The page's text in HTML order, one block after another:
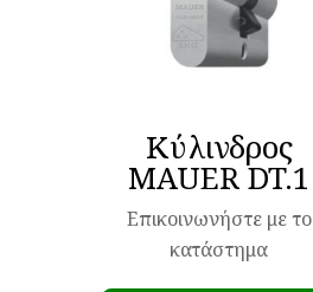
Κύλινδρος
MAUER DT.1
Επικοινωνήστε με το
κατάστημα